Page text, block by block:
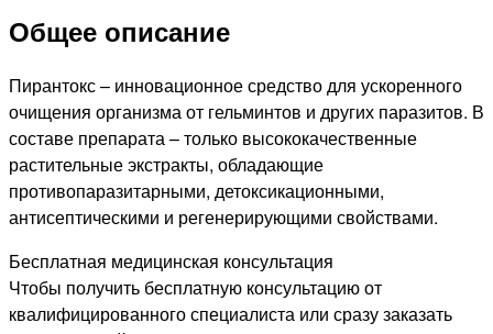
Общее описание
Пирантокс – инновационное средство для ускоренного
очищения организма от гельминтов и других паразитов. В
составе препарата – только высококачественные
растительные экстракты, обладающие
противопаразитарными, детоксикационными,
антисептическими и регенерирующими свойствами.
Бесплатная медицинская консультация
Чтобы получить бесплатную консультацию от
квалифицированного специалиста или сразу заказать